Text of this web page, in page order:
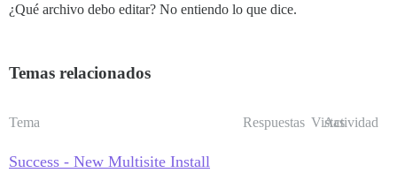
¿Qué archivo debo editar? No entiendo lo que dice.
Temas relacionados
Tema Respuestas Vistas
Actividad
Success - New Multisite Install